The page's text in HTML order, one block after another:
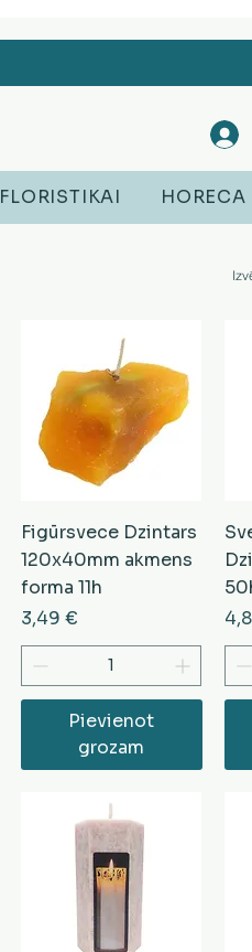
FLORISTIKAI HORECA
Figūrsvece Dzintars
120x40mm akmens
forma 11h
Cena
3,49 €
Pievienot
grozam